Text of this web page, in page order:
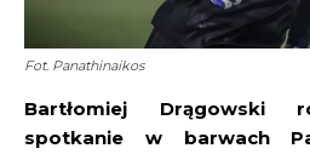
Fot. Panathinaikos
Bartłomiej Drągowski
spotkanie w barwach